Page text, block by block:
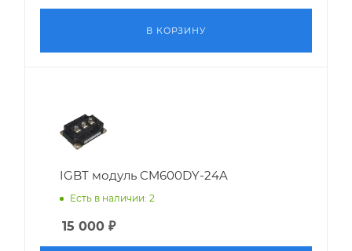
В КОРЗИНУ
IGBT модуль CM600DY-24A
Есть в наличии: 2
15 000 ₽